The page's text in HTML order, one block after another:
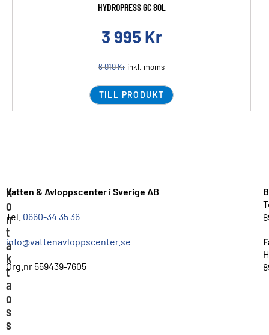
HYDROPRESS GC 80L
3 995 Kr
6 010Kr inkl. moms
TILL PRODUKT
K
o
n
t
a
k
t
a
o
s
s
Vatten & Avloppscenter i Sverige AB
Tel. 0660-34 35 36
info@vattenavloppscenter.se
Org.nr 559439-7605